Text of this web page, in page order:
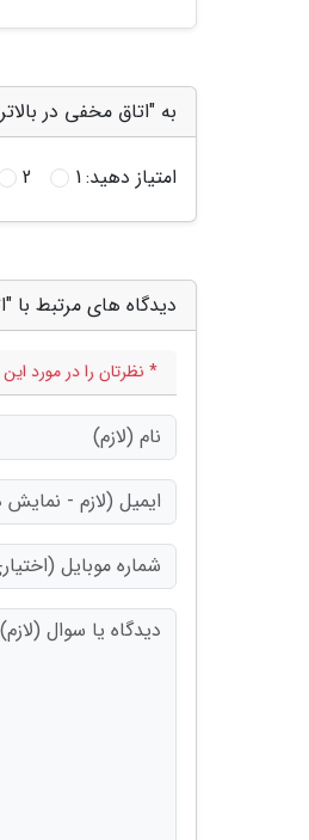
به "اتاق مخفی در
امتیاز دهید:1
2
دیدگاه های مرتبط با
* نظرتان را در مورد این